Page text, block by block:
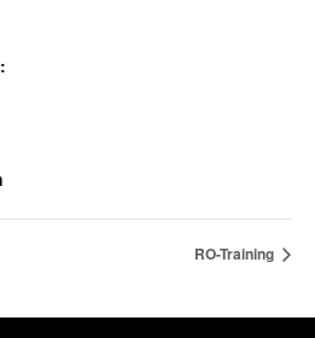
RO-Training